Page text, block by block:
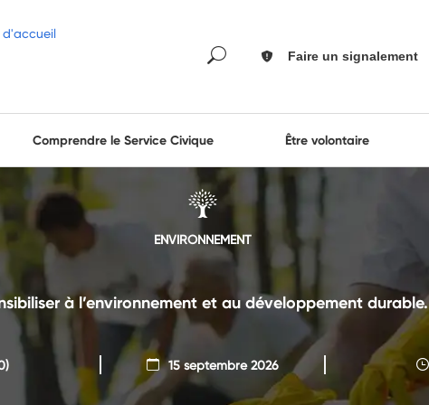
Faire un signalement
Comprendre le Service Civique Être volontaire
ENVIRONNEMENT
à l’environnement et au développement durable.
15 septembre 2026